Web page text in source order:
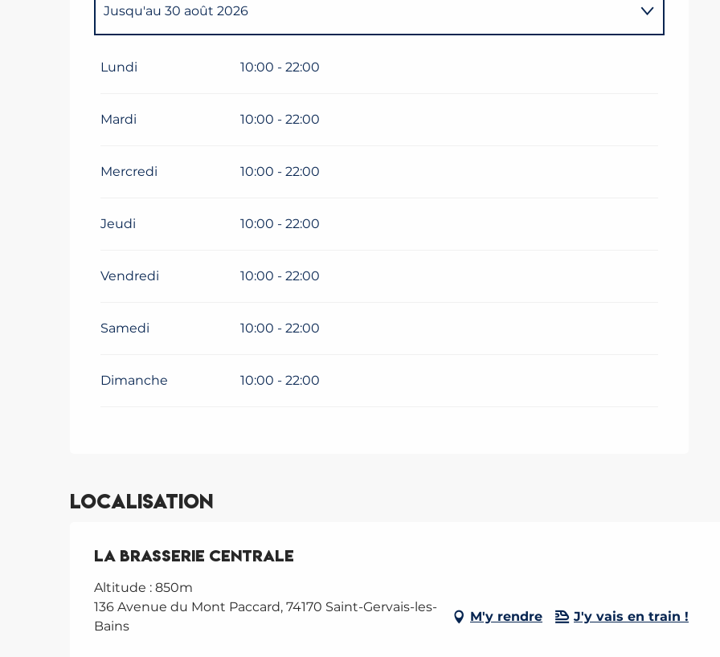
Jusqu'au 30 août 2026
Lundi 10:00 - 22:00
Mardi 10:00 - 22:00
Mercredi 10:00 - 22:00
Jeudi 10:00 - 22:00
Vendredi 10:00 - 22:00
Samedi 10:00 - 22:00
Dimanche 10:00 - 22:00
Localisation
La Brasserie Centrale
Altitude : 850m
136 Avenue du Mont Paccard, 74170 Saint-Gervais-les-
Bains
M'y rendre J'y vais en train !